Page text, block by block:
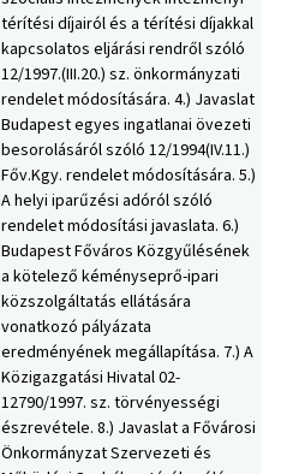
térítési díjairól és a térítési díjakkal
kapcsolatos eljárási rendről szóló
12/1997.(III.20.) sz. önkormányzati
rendelet módosítására. 4.) Javaslat
Budapest egyes ingatlanai övezeti
besorolásáról szóló 12/1994(IV.11.)
Főv.Kgy. rendelet módosítására. 5.)
A helyi iparűzési adóról szóló
rendelet módosítási javaslata. 6.)
Budapest Főváros Közgyűlésének
a kötelező kéményseprő-ipari
közszolgáltatás ellátására
vonatkozó pályázata
eredményének megállapítása. 7.) A
Közigazgatási Hivatal 02-
12790/1997. sz. törvényességi
észrevétele. 8.) Javaslat a Fővárosi
Önkormányzat Szervezeti és